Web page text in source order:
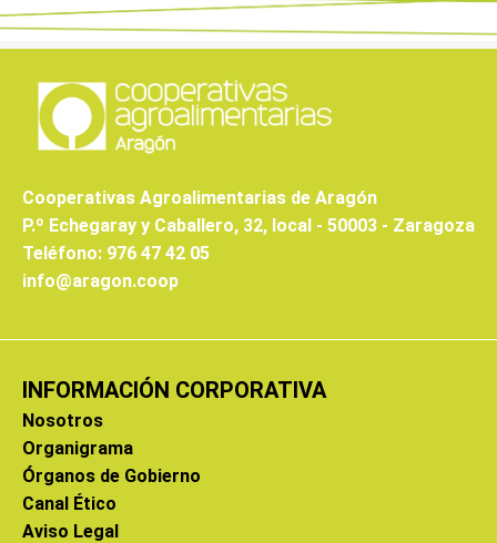
Cooperativas Agroalimentarias de Aragón
P.º Echegaray y Caballero, 32, local - 50003 - Zaragoza
Teléfono: 976 47 42 05
info@aragon.coop
INFORMACIÓN CORPORATIVA
Nosotros
Organigrama
Órganos de Gobierno
Canal Ético
Aviso Legal